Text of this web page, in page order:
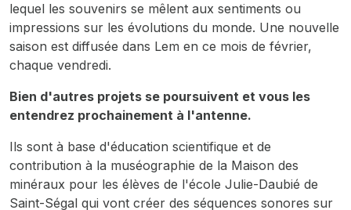
lequel les souvenirs se mêlent aux sentiments ou
impressions sur les évolutions du monde. Une nouvelle
saison est diffusée dans Lem en ce mois de février,
chaque vendredi.
Bien d'autres projets se poursuivent et vous les
entendrez prochainement à l'antenne.
Ils sont à base d'éducation scientifique et de
contribution à la muséographie de la Maison des
minéraux pour les élèves de l'école Julie-Daubié de
Saint-Ségal qui vont créer des séquences sonores sur